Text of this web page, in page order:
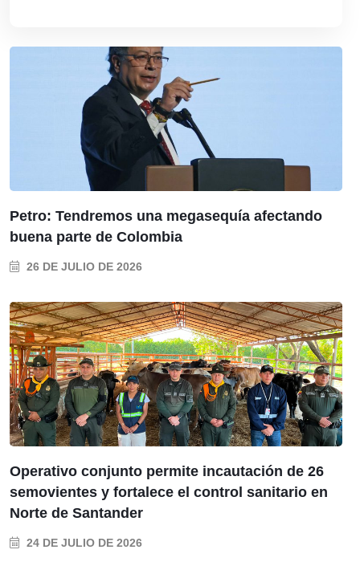
Petro: Tendremos una megasequía afectando
buena parte de Colombia
26 DE JULIO DE 2026
Operativo conjunto permite incautación de 26
semovientes y fortalece el control sanitario en
Norte de Santander
24 DE JULIO DE 2026